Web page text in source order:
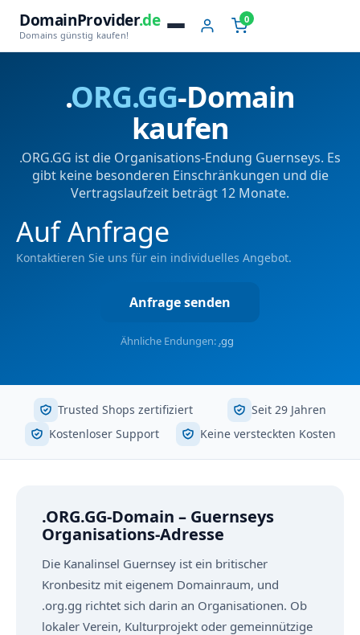
DomainProvider.de
Domains günstig kaufen!
0
.ORG.GG-Domain
kaufen
.ORG.GG ist die Organisations-Endung Guernseys. Es
gibt keine besonderen Einschränkungen und die
Vertragslaufzeit beträgt 12 Monate.
Auf Anfrage
Kontaktieren Sie uns für ein individuelles Angebot.
Anfrage senden
Ähnliche Endungen: .gg
Trusted Shops zertifiziert
Seit 29 Jahren
Kostenloser Support
Keine versteckten Kosten
.ORG.GG-Domain – Guernseys
Organisations-Adresse
Die Kanalinsel Guernsey ist ein britischer
Kronbesitz mit eigenem Domainraum, und
.org.gg richtet sich darin an Organisationen. Ob
lokaler Verein, Kulturprojekt oder gemeinnützige